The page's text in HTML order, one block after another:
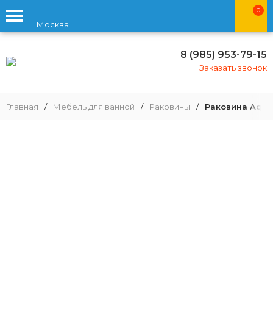
Москва
0
8 (985) 953-79-15
Заказать звонок
Главная / Мебель для ванной / Раковины / Раковина